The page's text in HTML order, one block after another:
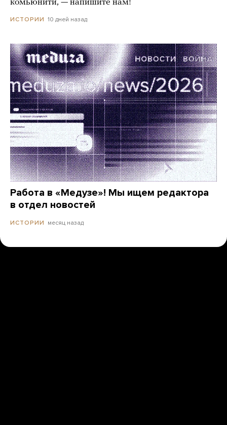
комьюнити, — напишите нам!
ИСТОРИИ 10 дней назад
Работа в «Медузе»! Мы ищем редактора
в отдел новостей
ИСТОРИИ месяц назад